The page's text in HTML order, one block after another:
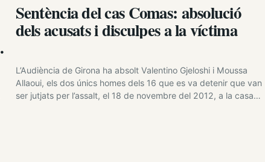
Sentència del cas Comas: absolució
dels acusats i disculpes a la víctima
L’Audiència de Girona ha absolt Valentino Gjeloshi i Moussa
Allaoui, els dos únics homes dels 16 que es va detenir que van
ser jutjats per l’assalt, el 18 de novembre del 2012, a la casa